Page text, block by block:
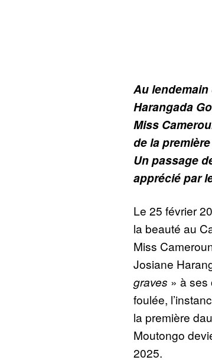
Au
Harangada
Miss
de la
Un passage
apprécié par
Le 25 février
la beauté au
Miss
Josiane
graves » à ses
foulée,
la première
Moutongo
2025.